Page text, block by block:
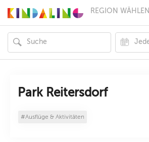
REGION WÄHLEN
MÜNCHEN
HAMBURG
FRANKFURT
KÖLN
ESSEN
HANNOVER
Park Reitersdorf
#Ausflüge & Aktivitäten